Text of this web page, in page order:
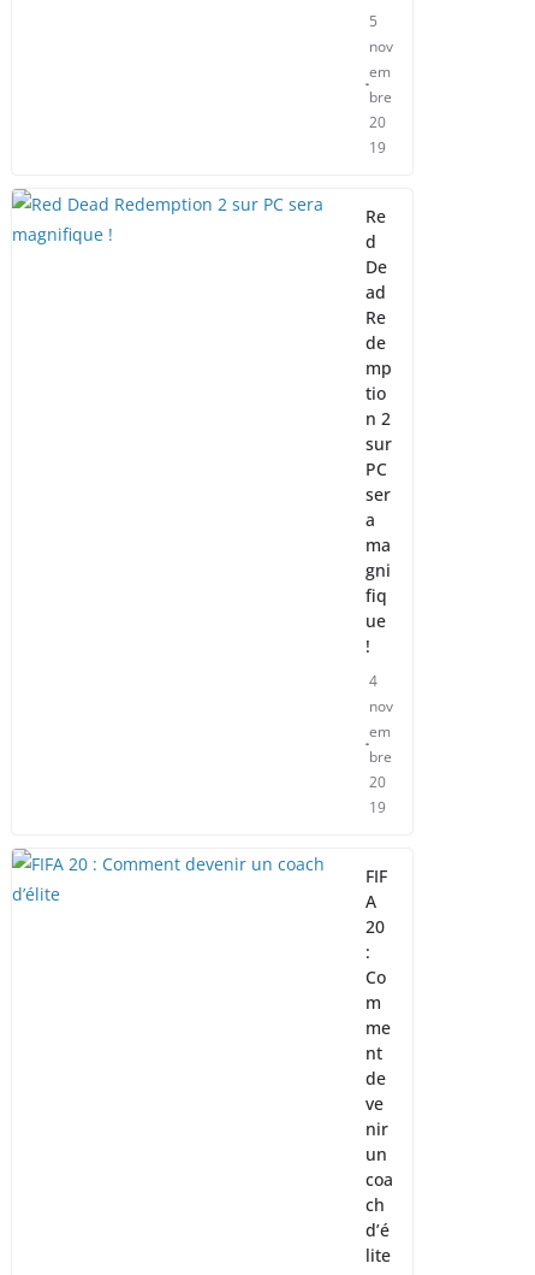
5
nov
em
bre
20
19
Re
d
De
ad
Re
de
mp
tio
n 2
sur
PC
ser
a
ma
gni
fiq
ue
!
4
nov
em
bre
20
19
FIF
A
20
:
Co
m
me
nt
de
ve
nir
un
coa
ch
d’é
lite